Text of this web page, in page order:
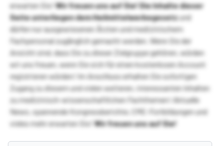
erwarten Sie!Wir freuen uns auf Sie!Die Inhalte dieser
Seite unterliegen dem Heilmittelwerbegesetzund
dürfen nur ausgewiesenen Ärzten und medizinischem
Fachpersonal zugänglich gemacht werden. Wenn Sie der
Ansicht sind, dass Sie zu dieser Zielgruppe gehören, würden
wir uns freuen, wenn Sie sich für einen kostenlosen Account
registrieren würden! Im Anschluss erhalten Sie sofortigen
Zugang zu diesem und vielen weiteren, interessanten Inhalten
zu medizinisch-wissenschaftlichen Fachthemen! Aktuelle
News, spannende Kongressberichte, CME-Fortbildungen und
vieles mehr erwarten Sie!Wir freuen uns auf Sie!